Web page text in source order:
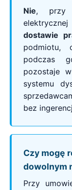
Nie, przy
dostawie
podmiotu,
podczas
pozostaje
systemu
bez
Czy mogę
dowolnym
Przy